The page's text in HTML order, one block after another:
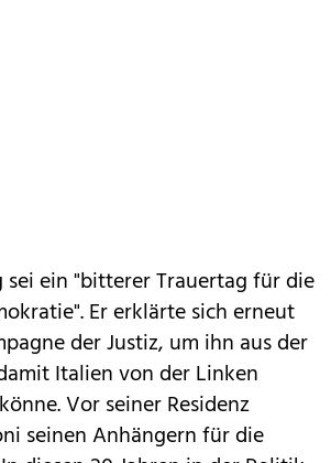
sei ein "bitterer Trauertag für die
Er erklärte sich erneut
der Justiz, um ihn aus der
Italien von der Linken
Vor seiner Residenz
seinen Anhängern für die